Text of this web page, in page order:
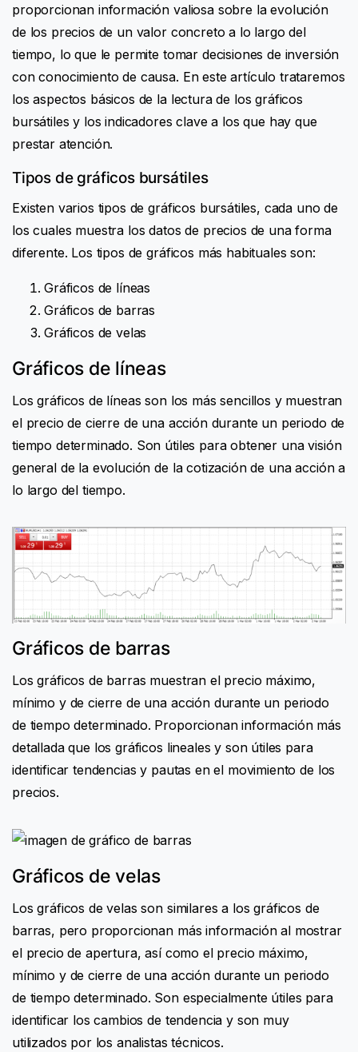
proporcionan información valiosa sobre la evolución
de los precios de un valor concreto a lo largo del
tiempo, lo que le permite tomar decisiones de inversión
con conocimiento de causa. En este artículo trataremos
los aspectos básicos de la lectura de los gráficos
bursátiles y los indicadores clave a los que hay que
prestar atención.
Tipos de gráficos bursátiles
Existen varios tipos de gráficos bursátiles, cada uno de
los cuales muestra los datos de precios de una forma
diferente. Los tipos de gráficos más habituales son:
Gráficos de líneas
Gráficos de barras
Gráficos de velas
Gráficos de líneas
Los gráficos de líneas son los más sencillos y muestran
el precio de cierre de una acción durante un periodo de
tiempo determinado. Son útiles para obtener una visión
general de la evolución de la cotización de una acción a
lo largo del tiempo.
Gráficos de barras
Los gráficos de barras muestran el precio máximo,
mínimo y de cierre de una acción durante un periodo
de tiempo determinado. Proporcionan información más
detallada que los gráficos lineales y son útiles para
identificar tendencias y pautas en el movimiento de los
precios.
Gráficos de velas
Los gráficos de velas son similares a los gráficos de
barras, pero proporcionan más información al mostrar
el precio de apertura, así como el precio máximo,
mínimo y de cierre de una acción durante un periodo
de tiempo determinado. Son especialmente útiles para
identificar los cambios de tendencia y son muy
utilizados por los analistas técnicos.